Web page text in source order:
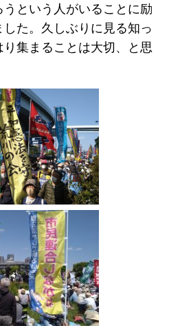
という人がいることに励
した。久しぶりに見る知っ
集まることは大切、と思